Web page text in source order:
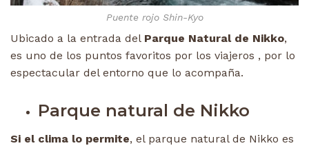
Puente rojo Shin-Kyo
Ubicado a la entrada del Parque Natural de Nikko,
es uno de los puntos favoritos por los viajeros , por lo
espectacular del entorno que lo acompaña.
Parque natural de Nikko
Si el clima lo permite, el parque natural de Nikko es